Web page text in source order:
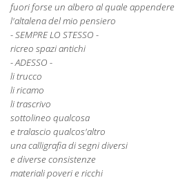
fuori forse un albero al quale appendere
l'altalena del mio pensiero
- SEMPRE LO STESSO -
ricreo spazi antichi
- ADESSO -
li trucco
li ricamo
li trascrivo
sottolineo qualcosa
e tralascio qualcos'altro
una calligrafia di segni diversi
e diverse consistenze
materiali poveri e ricchi